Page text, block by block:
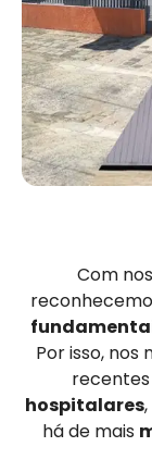
Com
Por isso,
hospitalares
há de mais